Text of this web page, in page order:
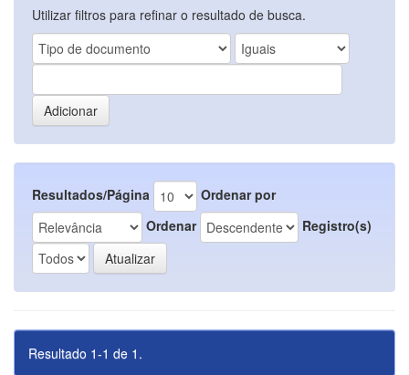
Utilizar filtros para refinar o resultado de busca.
Resultados/Página
Ordenar por
Ordenar
Registro(s)
Resultado 1-1 de 1.